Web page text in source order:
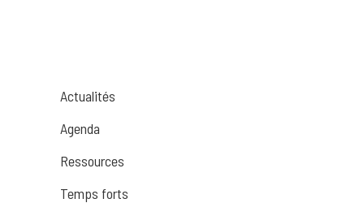
Actualités
Agenda
Ressources
Temps forts